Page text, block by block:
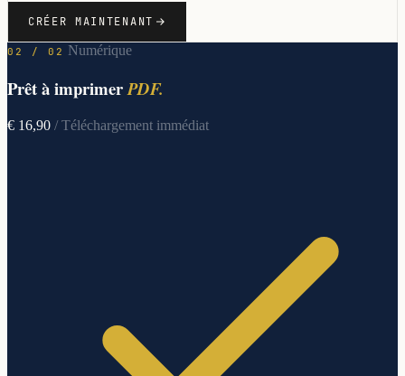
CRÉER MAINTENANT
02 / 02 Numérique
Prêt à imprimerPDF.
€ 16,90 / Téléchargement immédiat